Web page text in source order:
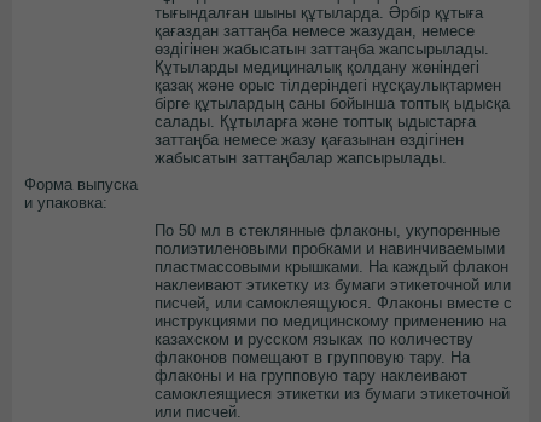
Форма выпуска
и упаковка:
тығындалған шыны құтыларда. Әрбір құтыға
қағаздан заттаңба немесе жазудан, немесе
өздігінен жабысатын заттаңба жапсырылады.
Құтыларды медициналық қолдану жөніндегі
қазақ және орыс тілдеріндегі нұсқаулықтармен
бірге құтылардың саны бойынша топтық ыдысқа
салады. Құтыларға және топтық ыдыстарға
заттаңба немесе жазу қағазынан өздігінен
жабысатын заттаңбалар жапсырылады.
По 50 мл в стеклянные флаконы, укупоренные
полиэтиленовыми пробками и навинчиваемыми
пластмассовыми крышками. На каждый флакон
наклеивают этикетку из бумаги этикеточной или
писчей, или самоклеящуюся. Флаконы вместе с
инструкциями по медицинскому применению на
казахском и русском языках по количеству
флаконов помещают в групповую тару. На
флаконы и на групповую тару наклеивают
самоклеящиеся этикетки из бумаги этикеточной
или писчей.